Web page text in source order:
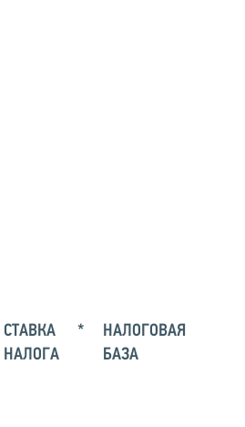
СТАВКА
НАЛОГА
*
НАЛОГОВАЯ
БАЗА